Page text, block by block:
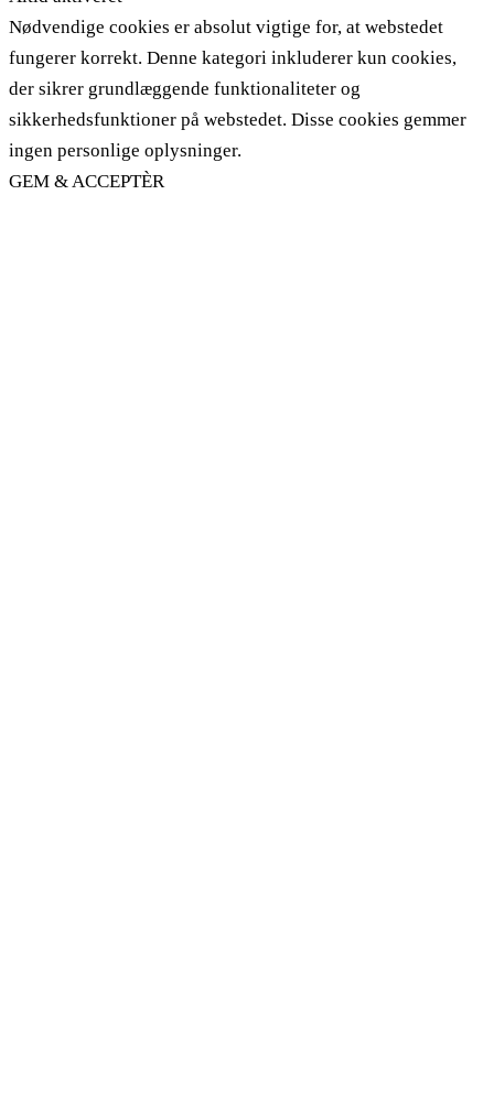
Nødvendige cookies er absolut vigtige for, at webstedet
fungerer korrekt. Denne kategori inkluderer kun cookies,
der sikrer grundlæggende funktionaliteter og
sikkerhedsfunktioner på webstedet. Disse cookies gemmer
ingen personlige oplysninger.
GEM & ACCEPTÈR